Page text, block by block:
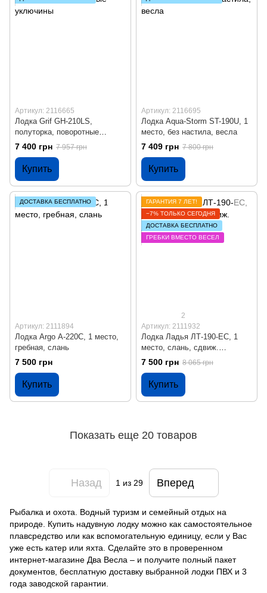
Артикул: 2116665
Лодка Grif GH-210LS,
полуторка, поворотные
уключины
7 400 грн 7 957 грн
Купить
Артикул: 2116695
Лодка Aqua-Storm ST-190U, 1
место, без настила, весла
7 409 грн 7 800 грн
Купить
ДОСТАВКА БЕСПЛАТНО
Артикул: 2111894
Лодка Argo А-220C, 1 место,
гребная, слань
7 500 грн
Купить
ГАРАНТИЯ 7 ЛЕТ!
−7% ТОЛЬКО СЕГОДНЯ
ДОСТАВКА БЕСПЛАТНО
ГРЕБКИ ВМЕСТО ВЕСЕЛ
2
Артикул: 2111932
Лодка Ладья ЛТ-190-ЕС, 1
место, слань, сдвиж.
сиденье, гребки
7 500 грн 8 065 грн
Купить
Показать еще 20 товаров
Назад 1из 29 Вперед
Рыбалка и охота. Водный туризм и семейный отдых на
природе. Купить надувную лодку можно как самостоятельное
плавсредство или как вспомогательную единицу, если у Вас
уже есть катер или яхта. Сделайте это в проверенном
интернет-магазине Два Весла – и получите полный пакет
документов, бесплатную доставку выбранной лодки ПВХ и 3
года заводской гарантии.